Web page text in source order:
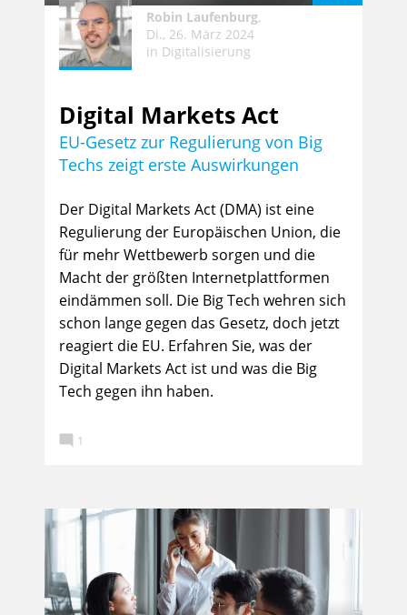
Robin Laufenburg,
Di., 26. März 2024
in Digitalisierung
Digital Markets Act
EU-Gesetz zur Regulierung von Big
Techs zeigt erste Auswirkungen
Der Digital Markets Act (DMA) ist eine
Regulierung der Europäischen Union, die
für mehr Wettbewerb sorgen und die
Macht der größten Internetplattformen
eindämmen soll. Die Big Tech wehren sich
schon lange gegen das Gesetz, doch jetzt
reagiert die EU. Erfahren Sie, was der
Digital Markets Act ist und was die Big
Tech gegen ihn haben.
 1